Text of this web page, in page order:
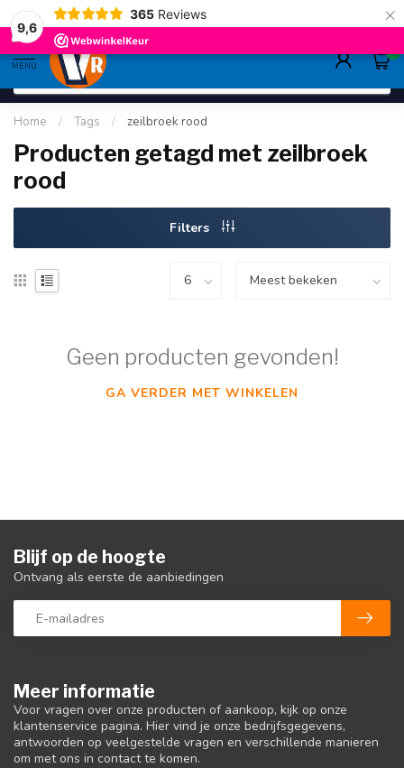
9,6
365 Reviews ×
gratis verzending>80,-
MENU
0
Home / Tags / zeilbroek rood
Producten getagd met zeilbroek
rood
Filters
Geen producten gevonden!
GA VERDER MET WINKELEN
Meer informatie
Voor vragen over onze producten of aankoop, kijk op onze
klantenservice pagina. Hier vind je onze bedrijfsgegevens,
antwoorden op veelgestelde vragen en verschillende manieren
om met ons in contact te komen.
Blijf op de hoogte
Ontvang als eerste de aanbiedingen